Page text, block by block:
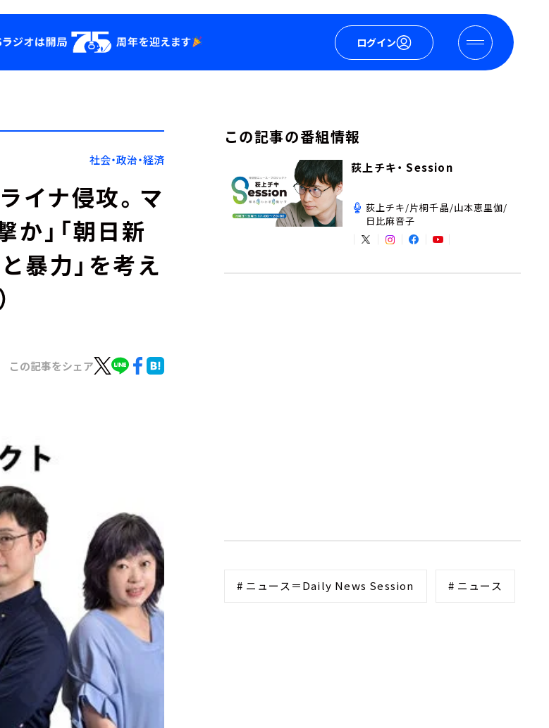
ログイン
YouTube
会社情報社会・政治・経済
イナ侵攻。マ
」「朝日新
暴力」を考え
この記事をシェア
この記事の番組情報
荻上チキ・ Session
荻上チキ/片桐千晶/山本恵里伽/
日比麻音子
# ニュース＝Daily News Session # ニュース